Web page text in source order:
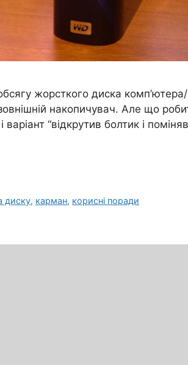
жорсткого диска
накопичувач. Але що
варіант “відкрутив болтик і
диску, карман, корисні поради